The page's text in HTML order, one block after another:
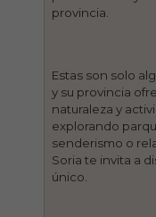
provincia.
Estas son solo
y su provincia
naturaleza y
explorando
senderismo o
Soria te invita a
único.